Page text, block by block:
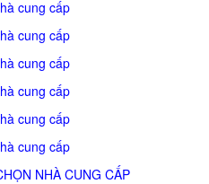
cung cấp
cung cấp
cung cấp
cung cấp
cung cấp
cung cấp
NHÀ CUNG CẤP